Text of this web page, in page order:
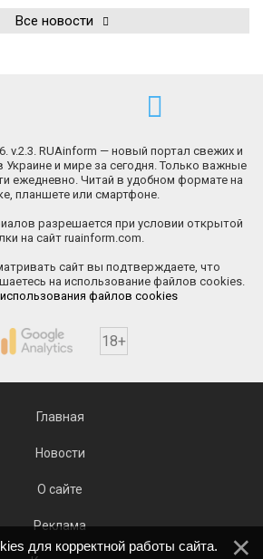
Все новости
v.2.3. RUAinform — новый портал свежих и
Украине и мире за сегодня. Только важные
ежедневно. Читай в удобном формате на
планшете или смартфоне.
разрешается при условии открытой
на сайт ruainform.com.
сайт вы подтверждаете, что
на использование файлов cookies.
файлов cookies
18+
Главная
Новости
О сайте
Реклама
для корректной работы сайта.